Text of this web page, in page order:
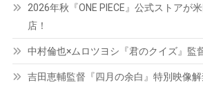
2026年秋『ONE PIECE』公式ストアが
店！
中村倫也×ムロツヨシ『君のクイズ』監
吉田恵輔監督『四月の余白』特別映像解